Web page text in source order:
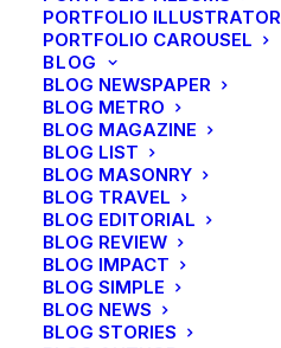
PORTFOLIO ILLUSTRATOR
PORTFOLIO CAROUSEL
BLOG
BLOG NEWSPAPER
BLOG METRO
BLOG MAGAZINE
BLOG LIST
BLOG MASONRY
BLOG TRAVEL
BLOG EDITORIAL
BLOG REVIEW
BLOG IMPACT
BLOG SIMPLE
BLOG NEWS
BLOG STORIES